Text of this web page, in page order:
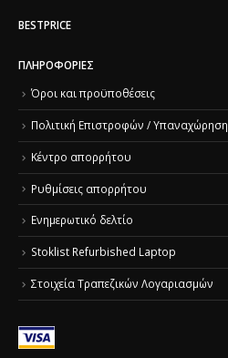
BESTPRICE
ΠΛΗΡΟΦΟΡΊΕΣ
Όροι και προϋποθέσεις
Πολιτική Επιστροφών / Υπαναχώρηση
Κέντρο απορρήτου
Ρυθμίσεις απορρήτου
Ενημερωτικό δελτίο
Stoklist Refurbished Laptop
Στοιχεία Τραπεζικών Λογαριασμών